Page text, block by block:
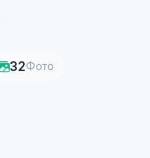
32Фото